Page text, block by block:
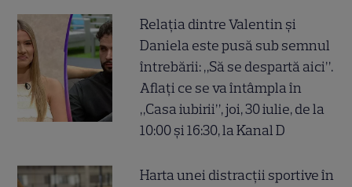
Relația dintre Valentin și
Daniela este pusă sub semnul
întrebării: „Să se despartă aici”.
Aflați ce se va întâmpla în
„Casa iubirii”, joi, 30 iulie, de la
10:00 și 16:30, la Kanal D
Harta unei distracții sportive în